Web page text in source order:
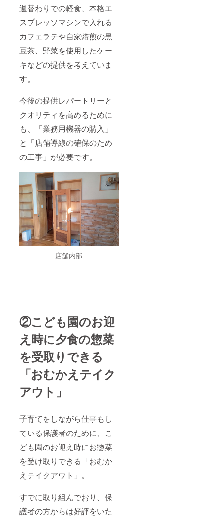
週替わりでの軽食、本格エ
スプレッソマシンで入れる
カフェラテや自家焙煎の黒
豆茶、野菜を使用したケー
キなどの提供を考えていま
す。
今後の提供レパートリーと
クオリティを高めるために
も、「業務用機器の購入」
と「店舗導線の確保のため
の工事」が必要です。
店舗内部
②こども園のお迎
え時に夕食の惣菜
を受取りできる
「おむかえテイク
アウト」
子育てをしながら仕事もし
ている保護者のために、こ
ども園のお迎え時にお惣菜
を受け取りできる「おむか
えテイクアウト」。
すでに取り組んでおり、保
護者の方からは好評をいた